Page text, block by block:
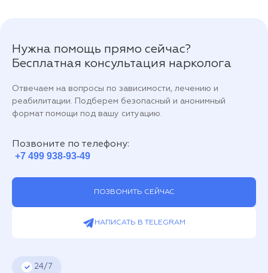
Нужна помощь прямо сейчас?
Бесплатная консультация нарколога
Отвечаем на вопросы по зависимости, лечению и
реабилитации. Подберем безопасный и анонимный
формат помощи под вашу ситуацию.
Позвоните по телефону:
+7 499 938-93-49
ПОЗВОНИТЬ СЕЙЧАС
НАПИСАТЬ В TELEGRAM
24/7